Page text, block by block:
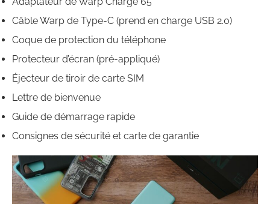
Câble Warp de Type-C (prend en charge USB 2.0)
Coque de protection du téléphone
Protecteur d’écran (pré-appliqué)
Éjecteur de tiroir de carte SIM
Lettre de bienvenue
Guide de démarrage rapide
Consignes de sécurité et carte de garantie